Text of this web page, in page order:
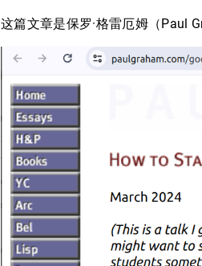
这篇文章是保罗·格雷厄姆（Paul